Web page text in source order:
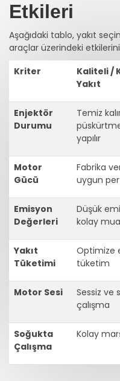
Etkileri
Aşağıdaki tablo, yakıt
araçlar üzerindeki etkilerini
Kriter
Kaliteli /
Yakıt
Enjektör
Durumu
Temiz
yapılır
Motor
Gücü
Fabrika
uygun
Emisyon
Değerleri
Düşük
kolay
Yakıt
Tüketimi
Optimize
tüketim
Motor Sesi
Sessiz ve
çalışma
Soğukta
Çalışma
Kolay